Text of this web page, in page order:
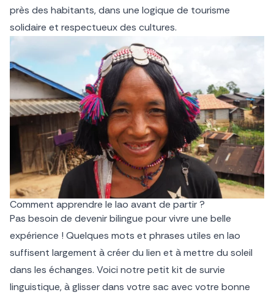
près des habitants, dans une logique de tourisme
solidaire et respectueux des cultures.
Comment apprendre le lao avant de partir ?
Pas besoin de devenir bilingue pour vivre une belle
expérience ! Quelques mots et phrases utiles en lao
suffisent largement à créer du lien et à mettre du soleil
dans les échanges. Voici notre petit kit de survie
linguistique, à glisser dans votre sac avec votre bonne